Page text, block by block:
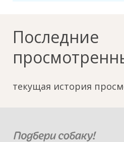
Последние
текущая история